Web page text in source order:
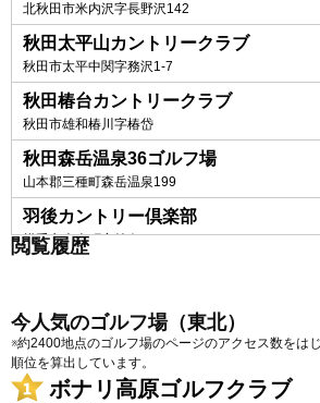
北秋田市米内沢字長野沢142
秋田太平山カントリークラブ
秋田市太平中関字務沢1-7
秋田椿台カントリークラブ
秋田市雄和椿川字椿岱
秋田森岳温泉36ゴルフ場
山本郡三種町森岳温泉199
羽後カントリー倶楽部
横手市大森町字持向209
大野台ゴルフクラブ
北秋田市坊沢字根小屋沢45
男鹿ゴルフクラブ
閲覧履歴
今人気のゴルフ場（東北）
※約2400地点のゴルフ場のページのアクセス数をは
順位を算出しています。
ボナリ高原ゴルフクラブ